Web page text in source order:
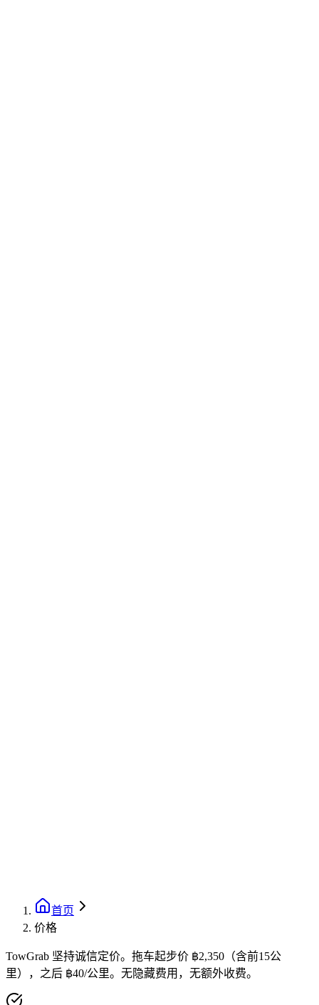
首页
价格
TowGrab 坚持诚信定价。拖车起步价 ฿2,350（含前15公
里），之后 ฿40/公里。无隐藏费用，无额外收费。